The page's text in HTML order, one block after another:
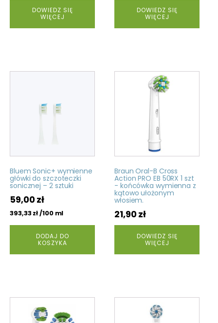
DOWIEDZ SIĘ
WIĘCEJ
DOWIEDZ SIĘ
WIĘCEJ
Bluem Sonic+ wymienne
główki do szczoteczki
sonicznej – 2 sztuki
59,00zł
393,33zł/100 ml
DODAJ DO
KOSZYKA
Braun Oral-B Cross
Action PRO EB 50RX 1 szt
- końcówka wymienna z
kątowo ułożonym
włosiem.
21,90zł
DOWIEDZ SIĘ
WIĘCEJ